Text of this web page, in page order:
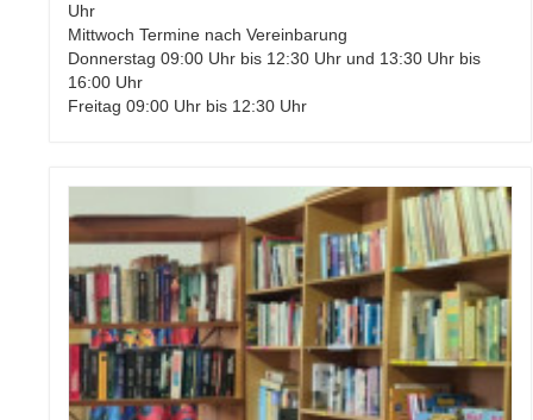
Uhr
Mittwoch Termine nach Vereinbarung
Donnerstag 09:00 Uhr bis 12:30 Uhr und 13:30 Uhr bis
16:00 Uhr
Freitag 09:00 Uhr bis 12:30 Uhr